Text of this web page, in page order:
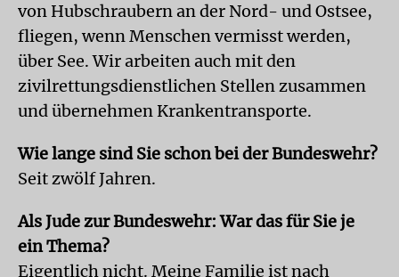
von Hubschraubern an der Nord- und Ostsee,
fliegen, wenn Menschen vermisst werden,
über See. Wir arbeiten auch mit den
zivilrettungsdienstlichen Stellen zusammen
und übernehmen Krankentransporte.
Wie lange sind Sie schon bei der Bundeswehr?
Seit zwölf Jahren.
Als Jude zur Bundeswehr: War das für Sie je
ein Thema?
Eigentlich nicht. Meine Familie ist nach